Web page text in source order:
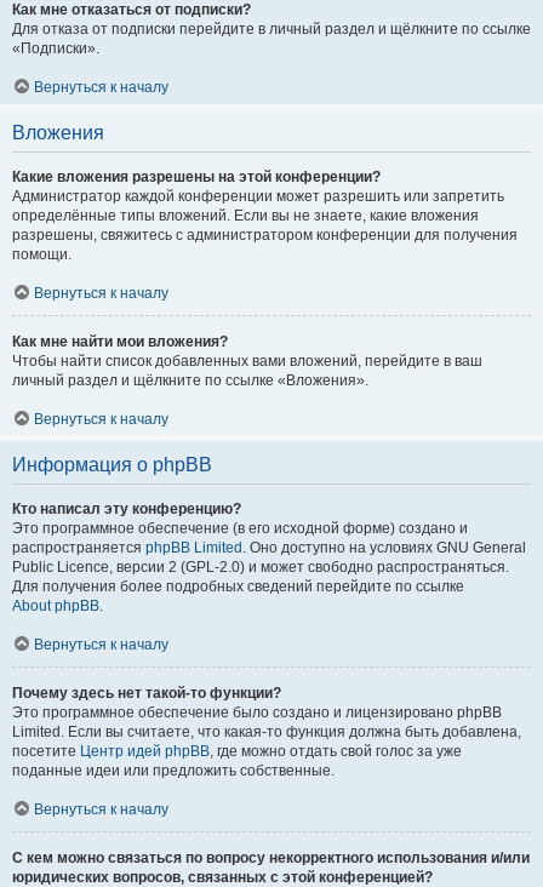
Как мне отказаться от подписки?
Для отказа от подписки перейдите в личный раздел и щёлкните по ссылке
«Подписки».
Вернуться к началу
Вложения
Какие вложения разрешены на этой конференции?
Администратор каждой конференции может разрешить или запретить
определённые типы вложений. Если вы не знаете, какие вложения
разрешены, свяжитесь с администратором конференции для получения
помощи.
Вернуться к началу
Как мне найти мои вложения?
Чтобы найти список добавленных вами вложений, перейдите в ваш
личный раздел и щёлкните по ссылке «Вложения».
Вернуться к началу
Информация о phpBB
Кто написал эту конференцию?
Это программное обеспечение (в его исходной форме) создано и
распространяется phpBB Limited . Оно доступно на условиях GNU General
Public Licence, версии 2 (GPL-2.0) и может свободно распространяться.
Для получения более подробных сведений перейдите по ссылке
About phpBB.
Вернуться к началу
Почему здесь нет такой-то функции?
Это программное обеспечение было создано и лицензировано phpBB
Limited. Если вы считаете, что какая-то функция должна быть добавлена,
посетите Центр идей phpBB, где можно отдать свой голос за уже
поданные идеи или предложить собственные.
Вернуться к началу
С кем можно связаться по вопросу некорректного использования и/или
юридических вопросов, связанных с этой конференцией?